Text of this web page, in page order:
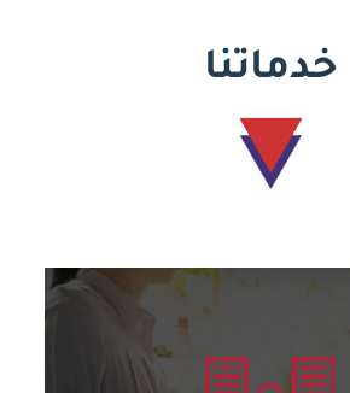
خدماتنا